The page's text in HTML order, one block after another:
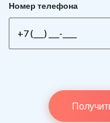
Номер телефона